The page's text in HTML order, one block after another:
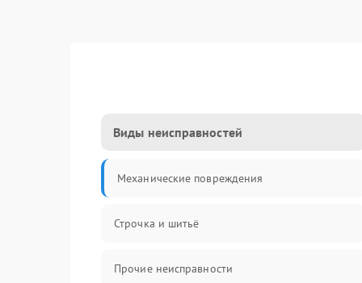
Виды неисправностей
Механические повреждения
Строчка и шитьё
Прочие неисправности